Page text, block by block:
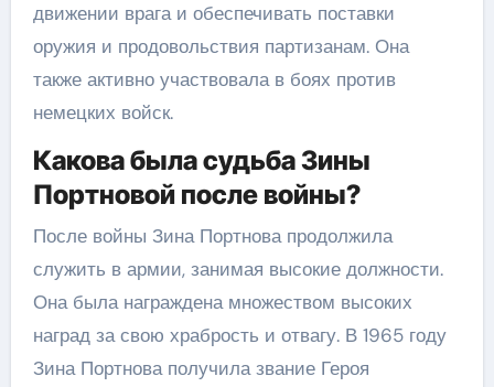
движении врага и обеспечивать поставки
оружия и продовольствия партизанам. Она
также активно участвовала в боях против
немецких войск.
Какова была судьба Зины
Портновой после войны?
После войны Зина Портнова продолжила
служить в армии, занимая высокие должности.
Она была награждена множеством высоких
наград за свою храбрость и отвагу. В 1965 году
Зина Портнова получила звание Героя